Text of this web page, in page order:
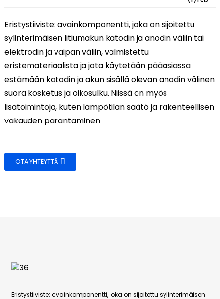
Eristystiiviste: avainkomponentti, joka on sijoitettu
sylinterimäisen litiumakun katodin ja anodin väliin tai
elektrodin ja vaipan väliin, valmistettu
eristemateriaalista ja jota käytetään pääasiassa
estämään katodin ja akun sisällä olevan anodin välinen
suora kosketus ja oikosulku. Niissä on myös
lisätoimintoja, kuten lämpötilan säätö ja rakenteellisen
vakauden parantaminen
OTA YHTEYTTÄ
Eristystiiviste: avainkomponentti, joka on sijoitettu sylinterimäisen